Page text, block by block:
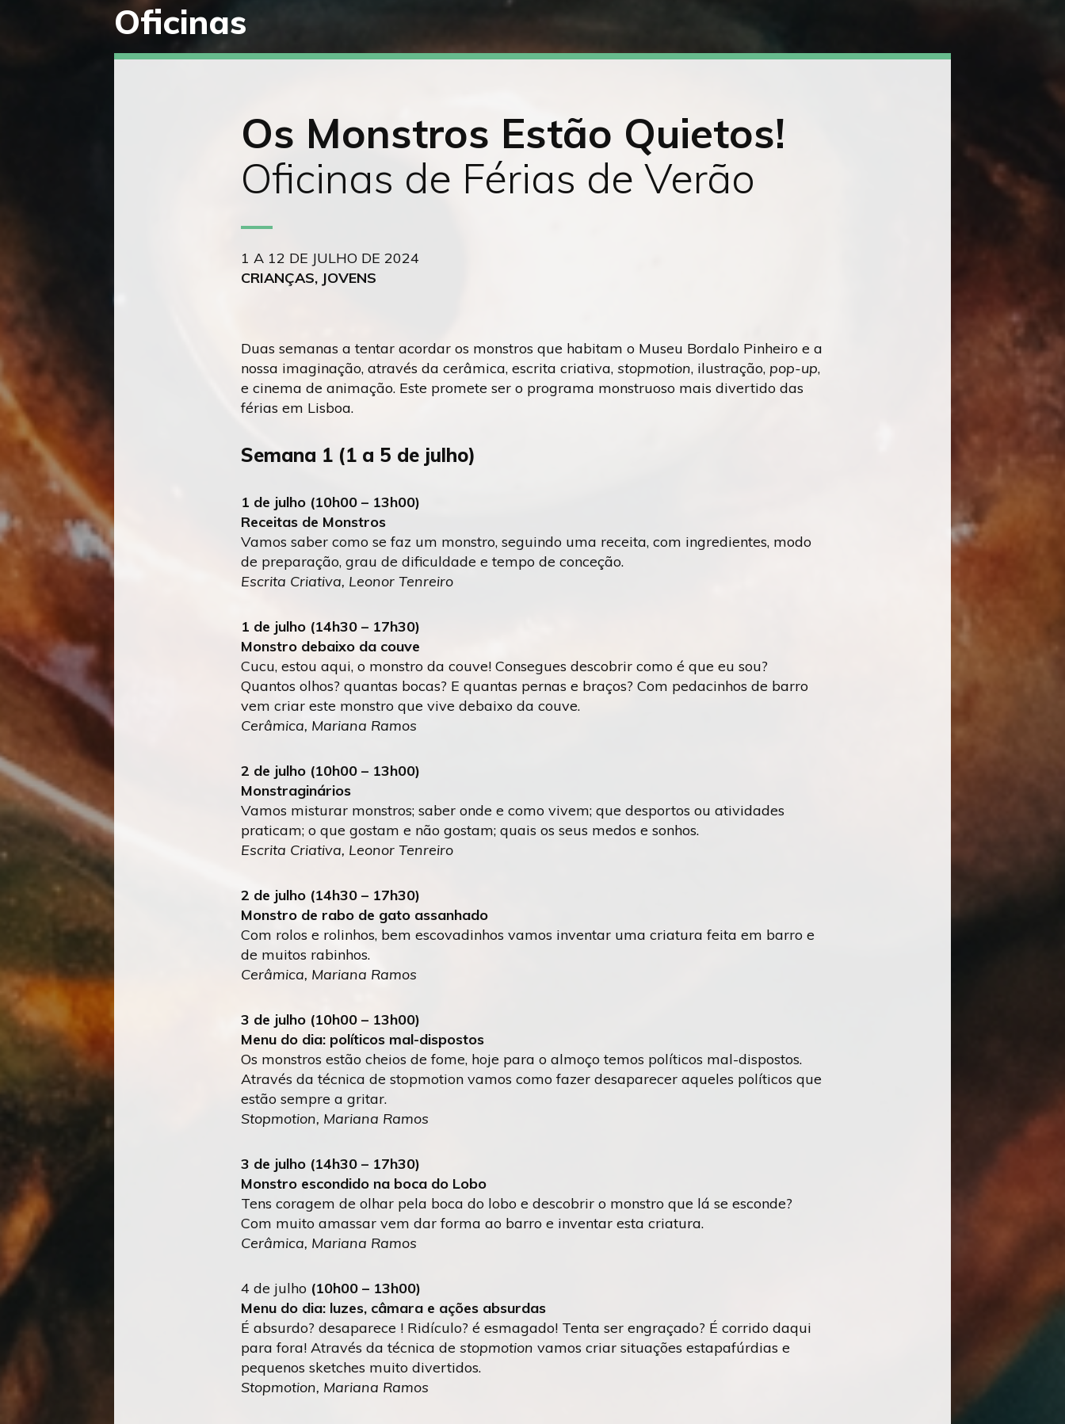
Oficinas
Os Monstros Estão Quietos!
Oficinas de Férias de Verão
1 A 12 DE JULHO DE 2024
CRIANÇAS, JOVENS
Duas semanas a tentar acordar os monstros que habitam o Museu Bordalo Pinheiro e a
nossa imaginação, através da cerâmica, escrita criativa, stopmotion, ilustração, pop-up,
e cinema de animação. Este promete ser o programa monstruoso mais divertido das
férias em Lisboa.
Semana 1 (1 a 5 de julho)
1 de julho (10h00 – 13h00)
Receitas de Monstros
Vamos saber como se faz um monstro, seguindo uma receita, com ingredientes, modo
de preparação, grau de dificuldade e tempo de conceção.
Escrita Criativa, Leonor Tenreiro
1 de julho (14h30 – 17h30)
Monstro debaixo da couve
Cucu, estou aqui, o monstro da couve! Consegues descobrir como é que eu sou?
Quantos olhos? quantas bocas? E quantas pernas e braços? Com pedacinhos de barro
vem criar este monstro que vive debaixo da couve.
Cerâmica, Mariana Ramos
2 de julho (10h00 – 13h00)
Monstraginários
Vamos misturar monstros; saber onde e como vivem; que desportos ou atividades
praticam; o que gostam e não gostam; quais os seus medos e sonhos.
Escrita Criativa, Leonor Tenreiro
2 de julho (14h30 – 17h30)
Monstro de rabo de gato assanhado
Com rolos e rolinhos, bem escovadinhos vamos inventar uma criatura feita em barro e
de muitos rabinhos.
Cerâmica, Mariana Ramos
3 de julho (10h00 – 13h00)
Menu do dia: políticos mal-dispostos
Os monstros estão cheios de fome, hoje para o almoço temos políticos mal-dispostos.
Através da técnica de stopmotion vamos como fazer desaparecer aqueles políticos que
estão sempre a gritar.
Stopmotion, Mariana Ramos
3 de julho (14h30 – 17h30)
Monstro escondido na boca do Lobo
Tens coragem de olhar pela boca do lobo e descobrir o monstro que lá se esconde?
Com muito amassar vem dar forma ao barro e inventar esta criatura.
Cerâmica, Mariana Ramos
4 de julho (10h00 – 13h00)
Menu do dia: luzes, câmara e ações absurdas
É absurdo? desaparece ! Ridículo? é esmagado! Tenta ser engraçado? É corrido daqui
para fora! Através da técnica de stopmotion vamos criar situações estapafúrdias e
pequenos sketches muito divertidos.
Stopmotion, Mariana Ramos